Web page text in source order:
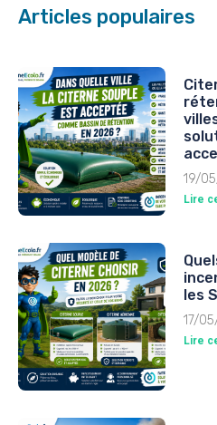
Articles populaires
19/
Lire
les
17/
Lire